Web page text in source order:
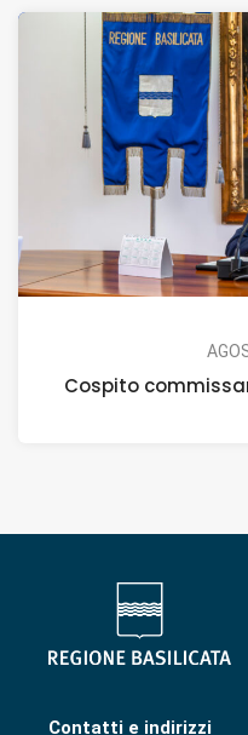
Cospito
Contatti e indirizzi